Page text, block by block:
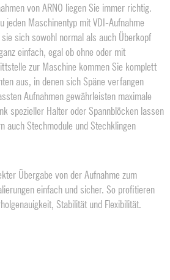
von ARNO liegen Sie immer richtig.
jeden Maschinentyp mit VDI-Aufnahme
sich sowohl normal als auch Überkopf
einfach, egal ob ohne oder mit
zur Maschine kommen Sie komplett
aus, in denen sich Späne verfangen
Aufnahmen gewährleisten maximale
spezieller Halter oder Spannblöcken lassen
auch Stechmodule und Stechklingen
Übergabe von der Aufnahme zum
einfach und sicher. So profitieren
Stabilität und Flexibilität.